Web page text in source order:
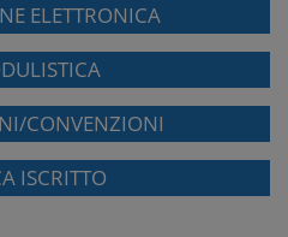
ELETTRONICA
CONVENZIONI
ISCRITTO